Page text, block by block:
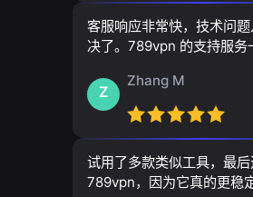
客服响应非常快，技术问
决了。789vpn 的支持服务
Z
Zhang M
试用了多款类似工具，最后
789vpn，因为它真的更稳定